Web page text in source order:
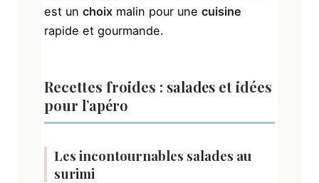
est un choix malin pour une cuisine
rapide et gourmande.
Recettes froides : salades et idées
pour l’apéro
Les incontournables salades au
surimi